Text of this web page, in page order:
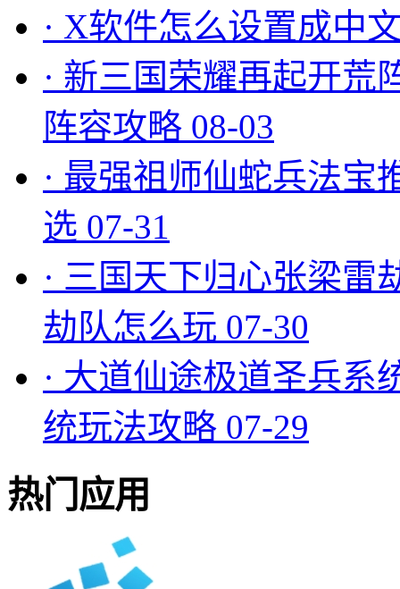
· X软件怎么设置成中
· 新三国荣耀再起开荒
阵容攻略 08-03
· 最强祖师仙蛇兵法宝
选 07-31
· 三国天下归心张梁雷
劫队怎么玩 07-30
· 大道仙途极道圣兵系
统玩法攻略 07-29
热门应用